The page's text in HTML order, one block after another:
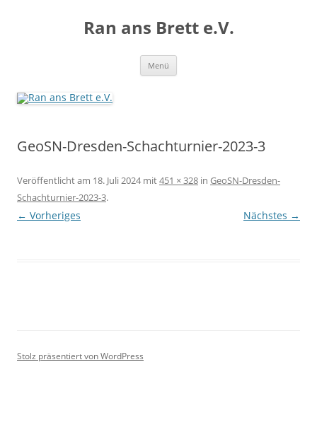
Ran ans Brett e.V.
Menü
GeoSN-Dresden-Schachturnier-2023-3
Veröffentlicht am 18. Juli 2024 mit451 × 328 in GeoSN-Dresden-
Schachturnier-2023-3.
← Vorheriges Nächstes →
Stolz präsentiert von WordPress